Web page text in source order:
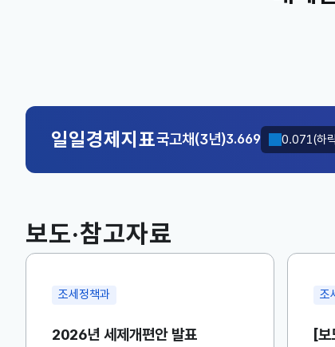
일일경제지표국고채(3년)3.669 0.071(하
KOSPI6598.26 239.31(상
보도·참고자료
조세정책과
2026년 세제개편안 발표
조
[